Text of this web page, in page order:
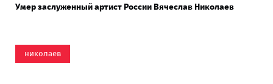
Умер заслуженный артист России Вячеслав Николаев
николаев